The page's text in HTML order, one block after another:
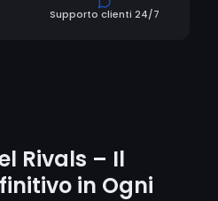
Supporto clienti 24/7
Rivals – Il
in Ogni